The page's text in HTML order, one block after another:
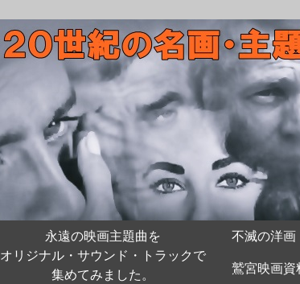
永遠の映画主題曲を
オリジナル・サウンド・トラックで
集めてみました。
不滅の洋画
鷲宮映画資